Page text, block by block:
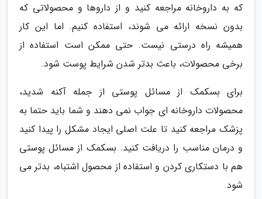
که به داروخانه مراجعه کنید و از داروها و محصولاتی که
بدون نسخه ارائه می شوند، استفاده کنیم. اما این کار
همیشه راه درستی نیست. حتی ممکن است استفاده از
برخی محصولات، باعث بدتر شدن شرایط پوست شود.
برای بسکمک از مسائل پوستی از جمله آکنه شدید،
محصولات داروخانه ای جواب نمی دهند و شما باید حتما به
پزشک مراجعه کنید تا علت اصلی ایجاد مشکل را پیدا کنید
و درمان مناسب را دریافت کنید. بسکمک از مسائل پوستی
هم با دستکاری کردن و استفاده از محصول اشتباه، بدتر می
شود.